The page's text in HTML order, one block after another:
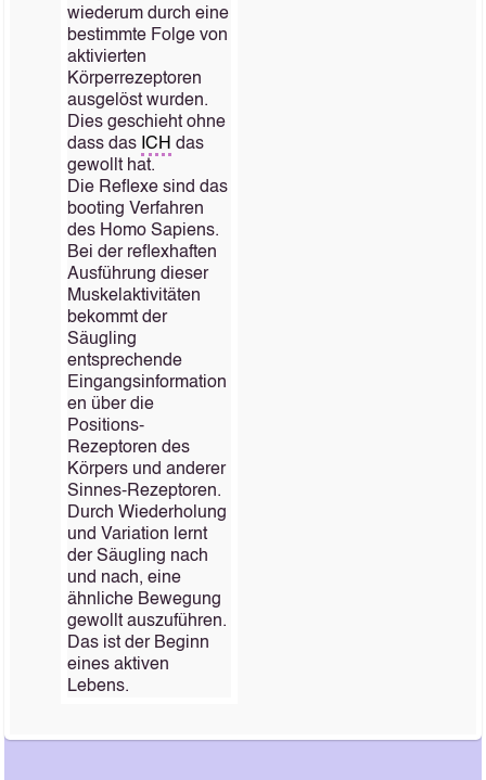
wiederum durch eine
bestimmte Folge von
aktivierten
Körperrezeptoren
ausgelöst wurden.
Dies geschieht ohne
dass das ICH das
gewollt hat.
Die Reflexe sind das
booting Verfahren
des Homo Sapiens.
Bei der reflexhaften
Ausführung dieser
Muskelaktivitäten
bekommt der
Säugling
entsprechende
Eingangsinformation
en über die
Positions-
Rezeptoren des
Körpers und anderer
Sinnes-Rezeptoren.
Durch Wiederholung
und Variation lernt
der Säugling nach
und nach, eine
ähnliche Bewegung
gewollt auszuführen.
Das ist der Beginn
eines aktiven
Lebens.